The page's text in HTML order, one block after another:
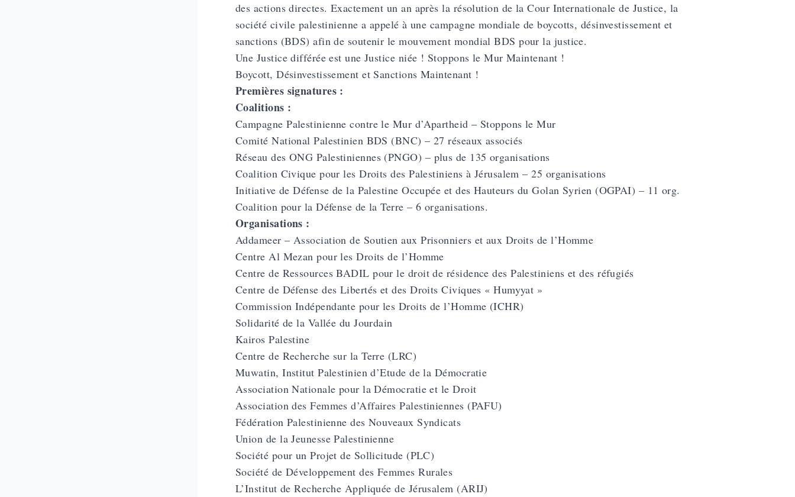
des actions directes. Exactement un an après la résolution de la Cour Internationale de Justice, la
société civile palestinienne a appelé à une campagne mondiale de boycotts, désinvestissement et
sanctions (BDS) afin de soutenir le mouvement mondial BDS pour la justice.
Une Justice différée est une Justice niée ! Stoppons le Mur Maintenant !
Boycott, Désinvestissement et Sanctions Maintenant !
Premières signatures :
Coalitions :
Campagne Palestinienne contre le Mur d’Apartheid – Stoppons le Mur
Comité National Palestinien BDS (BNC) – 27 réseaux associés
Réseau des ONG Palestiniennes (PNGO) – plus de 135 organisations
Coalition Civique pour les Droits des Palestiniens à Jérusalem – 25 organisations
Initiative de Défense de la Palestine Occupée et des Hauteurs du Golan Syrien (OGPAI) – 11 org.
Coalition pour la Défense de la Terre – 6 organisations.
Organisations :
Addameer – Association de Soutien aux Prisonniers et aux Droits de l’Homme
Centre Al Mezan pour les Droits de l’Homme
Centre de Ressources BADIL pour le droit de résidence des Palestiniens et des réfugiés
Centre de Défense des Libertés et des Droits Civiques « Humyyat »
Commission Indépendante pour les Droits de l’Homme (ICHR)
Solidarité de la Vallée du Jourdain
Kairos Palestine
Centre de Recherche sur la Terre (LRC)
Muwatin, Institut Palestinien d’Etude de la Démocratie
Association Nationale pour la Démocratie et le Droit
Association des Femmes d’Affaires Palestiniennes (PAFU)
Fédération Palestinienne des Nouveaux Syndicats
Union de la Jeunesse Palestinienne
Société pour un Projet de Sollicitude (PLC)
Société de Développement des Femmes Rurales
L’Institut de Recherche Appliquée de Jérusalem (ARIJ)